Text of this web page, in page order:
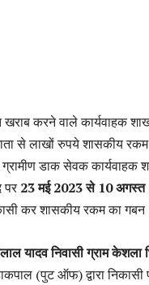
करने वाले कार्यवाहक
से लाखों रुपये शासकीय
डाक सेवक कार्यवाहक
पर 23 मई 2023 से 10 अगस्त
कर शासकीय रकम का गबन
यादव निवासी ग्राम केशला
(पुट ऑफ) द्वारा निकासी